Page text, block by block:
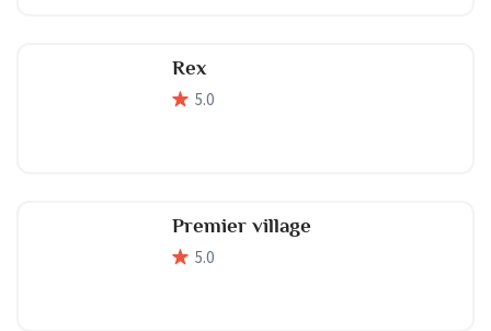
Rex
5.0
Premier village
5.0